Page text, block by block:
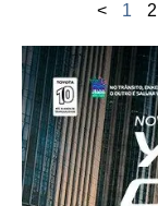
< 1 2